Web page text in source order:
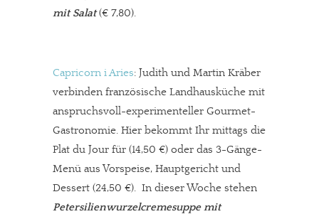
mit Salat(€ 7,80).
Capricorn i Aries: Judith und Martin Kräber
verbinden französische Landhausküche mit
anspruchsvoll-experimenteller Gourmet-
Gastronomie. Hier bekommt Ihr mittags die
Plat du Jour für (14,50 €) oder das 3-Gänge-
Menü aus Vorspeise, Hauptgericht und
Dessert (24,50 €). In dieser Woche stehen
Petersilienwurzelcremesuppe mit